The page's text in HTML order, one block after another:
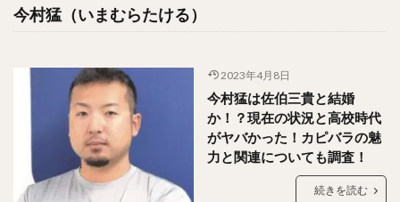
今村猛（いまむらたける）
2023年4月8日
今村猛は佐伯三貴と結婚
か！？現在の状況と高校時代
がヤバかった！カピバラの魅
力と関連についても調査！
続きを読む
日暮矢麻人（ひぐらしやまと）
源田壮亮（げんだそうすけ）
秋山幸二（あきやまこうじ）
近本光司（ちかもとこうじ）
村上宗隆（むらかみむねたか）
中島卓也（なかしまたくや）